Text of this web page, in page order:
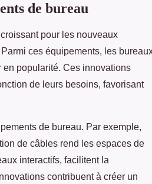
de bureau
pour les nouveaux
ces équipements, les
popularité. Ces innovations
de leurs besoins, favorisant
de bureau. Par exemple,
de câbles rend les espaces de
interactifs, facilitent la
contribuent à créer un